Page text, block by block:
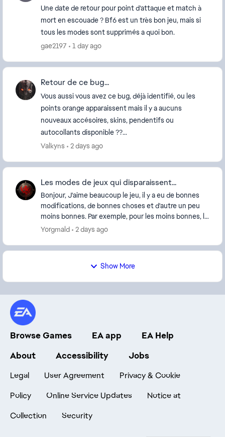
Une date de retour pour point d’attaque et match à
mort en escouade ? Bf6 est un très bon jeu, mais si
tous les modes sont supprimés a quoi bon.
gae2197
1 day ago
Retour de ce bug...
Vous aussi vous avez ce bug, déjà identifié, ou les
points orange apparaissent mais il y a aucuns
nouveaux accésoires, skins, pendentifs ou
autocollants disponible ??...
Valkyns
2 days ago
Les modes de jeux qui disparaissent...
Bonjour, J'aime beaucoup le jeu, il y a eu de bonnes
modifications, de bonnes choses et d'autre un peu
moins bonnes. Par exemple, pour les moins bonnes, la
suppression de modes de jeux, je peux com...
Yorgmald 2 days ago
Show More
Browse Games EA app
EA Help
About
Accessibility Jobs
Legal User Agreement
Privacy & Cookie
Policy
Online Service Updates
Notice at
Collection
Security